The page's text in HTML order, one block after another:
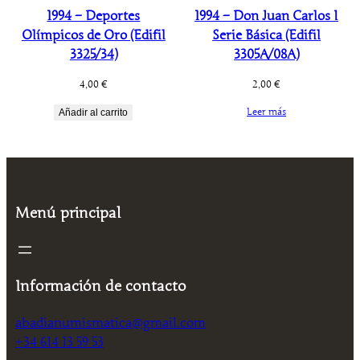
1994 – Deportes
Olímpicos de Oro (Edifil
3325/34)
4,00 €
Añadir al carrito
1994 – Don Juan Carlos I
Serie Básica (Edifil
3305A/08A)
2,00€
Leer más
Menú principal
Información de contacto
abadianumismatica@gmail.com
+34 614 13 59 53